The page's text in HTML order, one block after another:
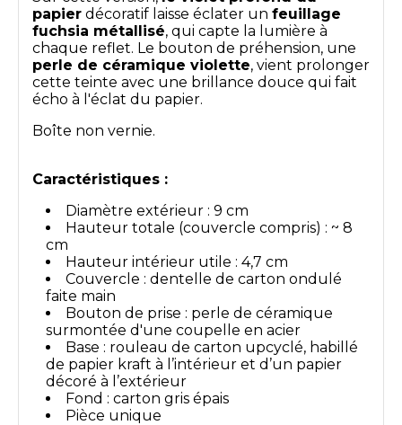
papier décoratif laisse éclater un feuillage
fuchsia métallisé, qui capte la lumière à
chaque reflet. Le bouton de préhension, une
perle de céramique violette, vient prolonger
cette teinte avec une brillance douce qui fait
écho à l'éclat du papier.
Boîte non vernie.
Caractéristiques :
Diamètre extérieur : 9 cm
Hauteur totale (couvercle compris) : ~ 8
cm
Hauteur intérieur utile : 4,7 cm
Couvercle : dentelle de carton ondulé
faite main
Bouton de prise : perle de céramique
surmontée d'une coupelle en acier
Base : rouleau de carton upcyclé, habillé
de papier kraft à l’intérieur et d’un papier
décoré à l’extérieur
Fond : carton gris épais
Pièce unique